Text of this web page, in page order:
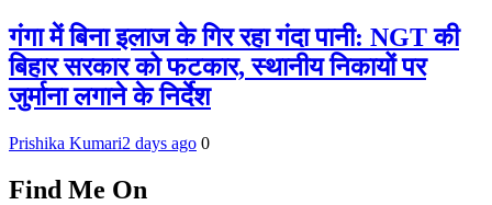
गंगा में बिना इलाज के गिर रहा गंदा पानी: NGT की
बिहार सरकार को फटकार, स्थानीय निकायों पर
जुर्माना लगाने के निर्देश
Prishika Kumari2 days ago 0
Find Me On